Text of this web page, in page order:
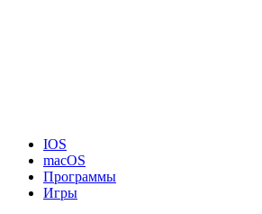
IOS
macOS
Программы
Игры